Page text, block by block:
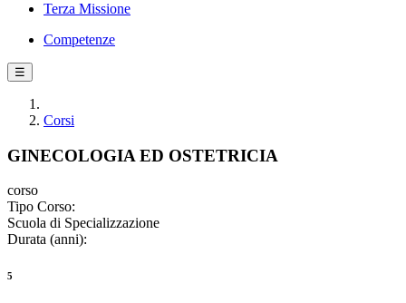
Terza Missione
Competenze
☰
Corsi
GINECOLOGIA ED OSTETRICIA
corso
Tipo Corso:
Scuola di Specializzazione
Durata (anni):
5